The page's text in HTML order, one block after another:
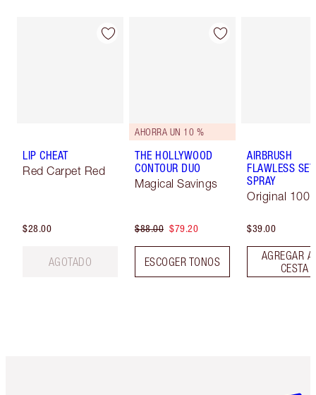
LIP CHEAT
Red Carpet Red
$28.00
AGOTADO
AHORRA UN 10 %
THE HOLLYWOOD
CONTOUR DUO
Magical Savings
$88.00 $79.20
ESCOGER TONOS
AIRBRUSH
FLAWLESS
SPRAY
Original 100
$39.00
AGREGAR
CESTA